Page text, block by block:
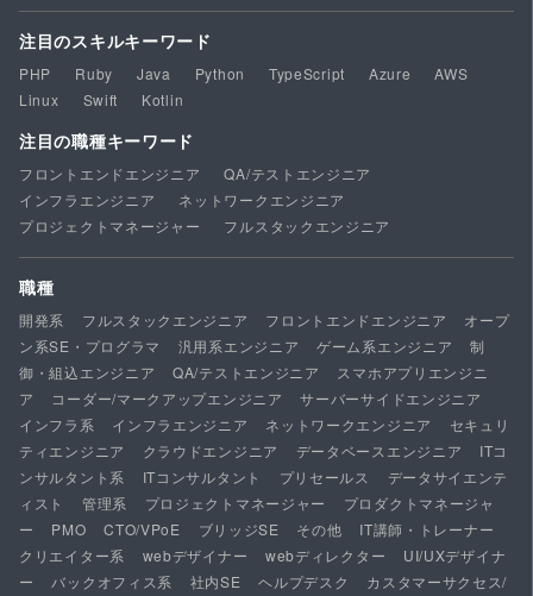
注目のスキルキーワード
PHP Ruby Java Python TypeScript Azure
AWS
Linux
Swift Kotlin
注目の職種キーワード
フロントエンドエンジニア
QA/テストエンジニア
インフラエンジニア
ネットワークエンジニア
プロジェクトマネージャー
フルスタックエンジニア
職種
開発系 フルスタックエンジニア フロントエンドエンジニア
オープ
ン系SE・プログラマ
汎用系エンジニア ゲーム系エンジニア
制
御・組込エンジニア
QA/テストエンジニア
スマホアプリエンジニ
ア
コーダー/マークアップエンジニア
サーバーサイドエンジニア
インフラ系
インフラエンジニア ネットワークエンジニア
セキュリ
ティエンジニア
クラウドエンジニア データベースエンジニア
ITコ
ンサルタント系
ITコンサルタント プリセールス
データサイエンテ
ィスト
管理系 プロジェクトマネージャー
プロダクトマネージャ
ー
PMO CTO/VPoE ブリッジSE その他
IT講師・トレーナー
クリエイター系
webデザイナー webディレクター
UI/UXデザイナ
ー
バックオフィス系 社内SE ヘルプデスク
カスタマーサクセス/